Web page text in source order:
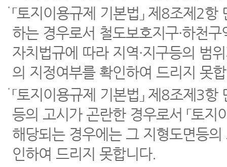
「토지이용규제 기본법」 제8조제2
하는 경우로서 철도보호지구·하천
자치법규에 따라 지역·지구등의 범
의 지정여부를 확인하여 드리지 못
「토지이용규제 기본법」 제8조제3
등의 고시가 곤란한 경우로서 「토
해당되는 경우에는 그 지형도면등
인하여 드리지 못합니다.